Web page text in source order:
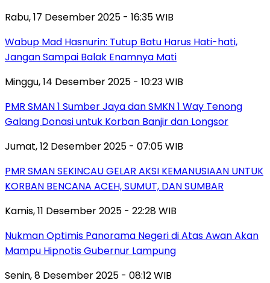
Rabu, 17 Desember 2025 - 16:35 WIB
Wabup Mad Hasnurin: Tutup Batu Harus Hati-hati,
Jangan Sampai Balak Enamnya Mati
Minggu, 14 Desember 2025 - 10:23 WIB
PMR SMAN 1 Sumber Jaya dan SMKN 1 Way Tenong
Galang Donasi untuk Korban Banjir dan Longsor
Jumat, 12 Desember 2025 - 07:05 WIB
PMR SMAN SEKINCAU GELAR AKSI KEMANUSIAAN UNTUK
KORBAN BENCANA ACEH, SUMUT, DAN SUMBAR
Kamis, 11 Desember 2025 - 22:28 WIB
Nukman Optimis Panorama Negeri di Atas Awan Akan
Mampu Hipnotis Gubernur Lampung
Senin, 8 Desember 2025 - 08:12 WIB